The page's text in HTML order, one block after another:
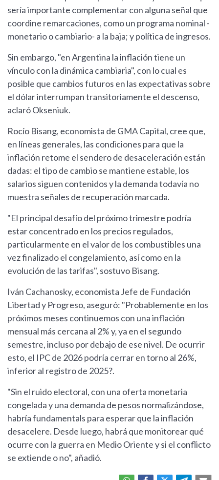
sería importante complementar con alguna señal que
coordine remarcaciones, como un programa nominal -
monetario o cambiario- a la baja; y política de ingresos.
Sin embargo, "en Argentina la inflación tiene un
vínculo con la dinámica cambiaria", con lo cual es
posible que cambios futuros en las expectativas sobre
el dólar interrumpan transitoriamente el descenso,
aclaró Okseniuk.
Rocío Bisang, economista de GMA Capital, cree que,
en líneas generales, las condiciones para que la
inflación retome el sendero de desaceleración están
dadas: el tipo de cambio se mantiene estable, los
salarios siguen contenidos y la demanda todavía no
muestra señales de recuperación marcada.
"El principal desafío del próximo trimestre podría
estar concentrado en los precios regulados,
particularmente en el valor de los combustibles una
vez finalizado el congelamiento, así como en la
evolución de las tarifas", sostuvo Bisang.
Iván Cachanosky, economista Jefe de Fundación
Libertad y Progreso, aseguró: "Probablemente en los
próximos meses continuemos con una inflación
mensual más cercana al 2% y, ya en el segundo
semestre, incluso por debajo de ese nivel. De ocurrir
esto, el IPC de 2026 podría cerrar en torno al 26%,
inferior al registro de 2025?.
"Sin el ruido electoral, con una oferta monetaria
congelada y una demanda de pesos normalizándose,
habría fundamentals para esperar que la inflación
desacelere. Desde luego, habrá que monitorear qué
ocurre con la guerra en Medio Oriente y si el conflicto
se extiende o no", añadió.